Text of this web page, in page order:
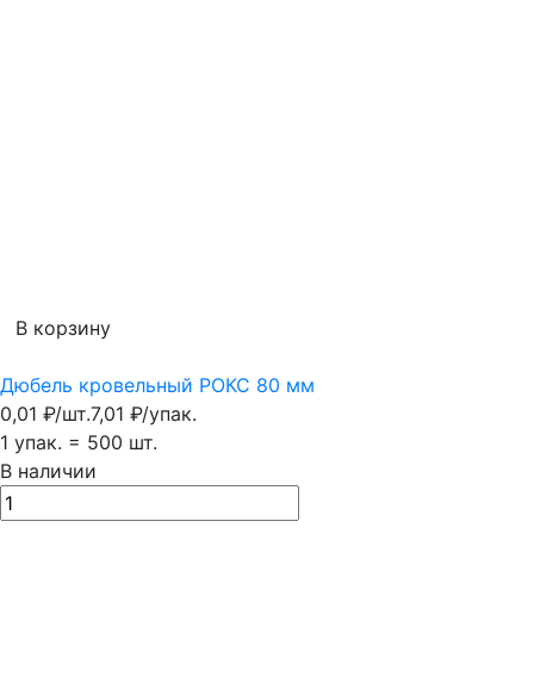
В корзину
Дюбель кровельный РОКС 80 мм
0,01 ₽/шт.7,01 ₽/упак.
1 упак. = 500 шт.
В наличии